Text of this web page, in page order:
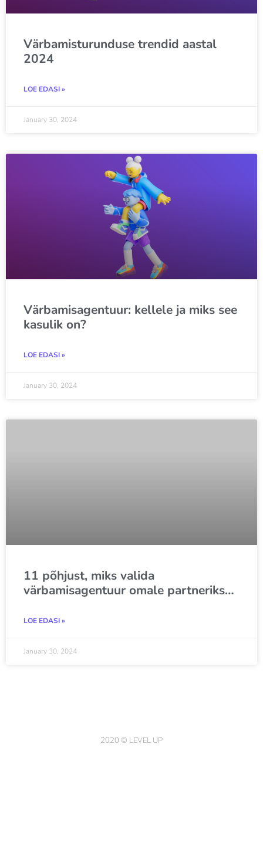
Värbamisturunduse trendid aastal
2024
LOE EDASI »
January 30, 2024
Värbamisagentuur: kellele ja miks see
kasulik on?
LOE EDASI »
January 30, 2024
11 põhjust, miks valida
värbamisagentuur omale partneriks…
LOE EDASI »
January 30, 2024
2020 © LEVEL UP